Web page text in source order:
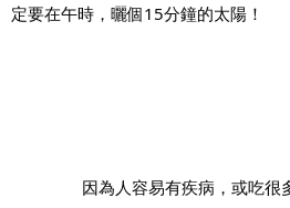
定要在午時，曬個15分鐘的太陽！